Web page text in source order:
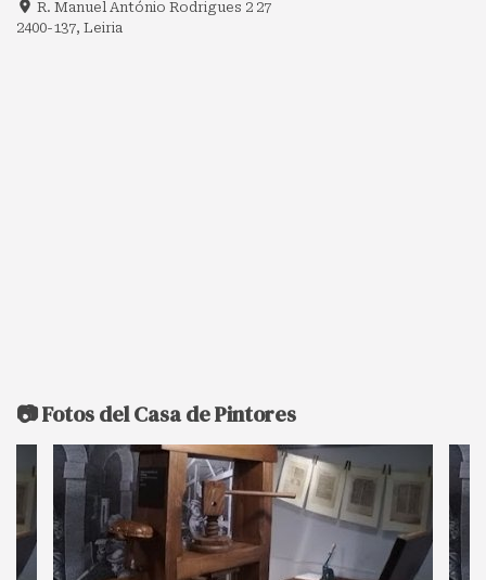
R. Manuel António Rodrigues 2 27
2400-137, Leiria
📷 Fotos del Casa de Pintores